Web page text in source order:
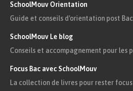
SchoolMouv Orientation
Guide et conseils d'orientation post Bac
SchoolMouv Le blog
Conseils et accompagnement pour les
Focus Bac avec SchoolMouv
La collection de livres pour rester